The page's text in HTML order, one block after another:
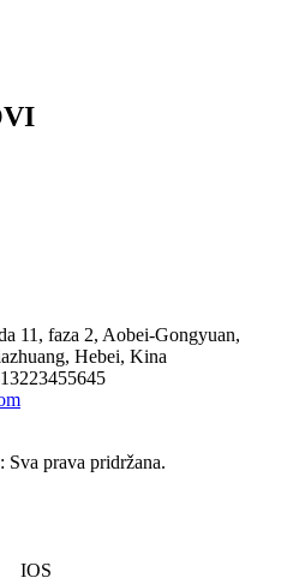
11, faza 2, Aobei-Gongyuan,
Hebei, Kina
prava pridržana.
IOS